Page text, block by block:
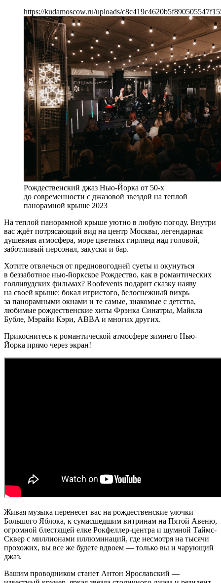
https://kudamoscow.ru/uploads/
Рождественский джаз Нью-Йорка от 50-х
до современности с джазовой звездой на теплой
панорамной крыше 2023
На теплой панорамной крыше уютно в любую погоду. Внутри
вас ждёт потрясающий вид на центр Москвы, легендарная
душевная атмосфера, море цветных гирлянд над головой,
заботливый персонал, закуски и бар.
Хотите отвлечься от предновогодней суеты и окунуться
в беззаботное нью-йоркское Рождество, как в романтических
голливудских фильмах? Roofevents подарит сказку наяву
на своей крыше: бокал игристого, белоснежный вихрь
за панорамными окнами и те самые, знакомые с детства,
любимые рождественские хиты Фрэнка Синатры, Майкла
Бубле, Мэрайи Кэри, ABBA и многих других.
Прикоснитесь к романтической атмосфере зимнего Нью-
Йорка прямо через экран!
Живая музыка перенесет вас на рождественские улочки
Большого Яблока, к сумасшедшим витринам на Пятой Авеню,
огромной блестящей елке Рокфеллер-центра и шумной Таймс-
Сквер с миллионами иллюминаций, где несмотря на тысячи
прохожих, вы все же будете вдвоем — только вы и чарующий
джаз.
Вашим проводником станет Антон Ярославский —